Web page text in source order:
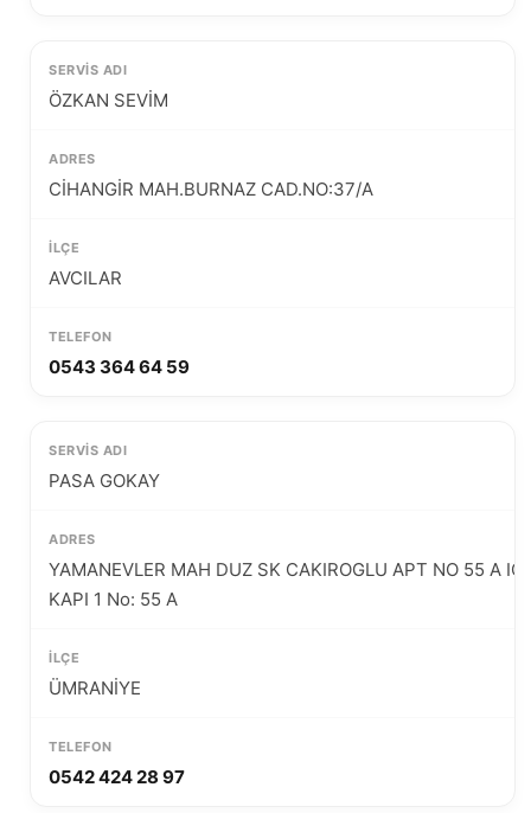
ÖZKAN SEVİM
CİHANGİR MAH.BURNAZ CAD.NO:37/A
AVCILAR
0543 364 64 59
PASA GOKAY
YAMANEVLER MAH DUZ SK CAKIROGLU APT NO 55 A IC
KAPI 1 No: 55 A
ÜMRANİYE
0542 424 28 97